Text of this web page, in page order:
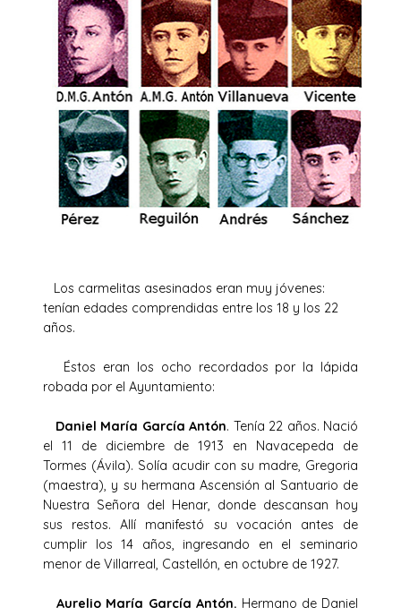
Los carmelitas asesinados eran muy jóvenes:
tenían edades comprendidas entre los 18 y los 22
años.
Éstos eran los ocho recordados por la lápida
robada por el Ayuntamiento:
Daniel María García Antón. Tenía 22 años. Nació
el 11 de diciembre de 1913 en Navacepeda de
Tormes (Ávila). Solía acudir con su madre, Gregoria
(maestra), y su hermana Ascensión al Santuario de
Nuestra Señora del Henar, donde descansan hoy
sus restos. Allí manifestó su vocación antes de
cumplir los 14 años, ingresando en el seminario
menor de Villarreal, Castellón, en octubre de 1927.
Aurelio María García Antón. Hermano de Daniel